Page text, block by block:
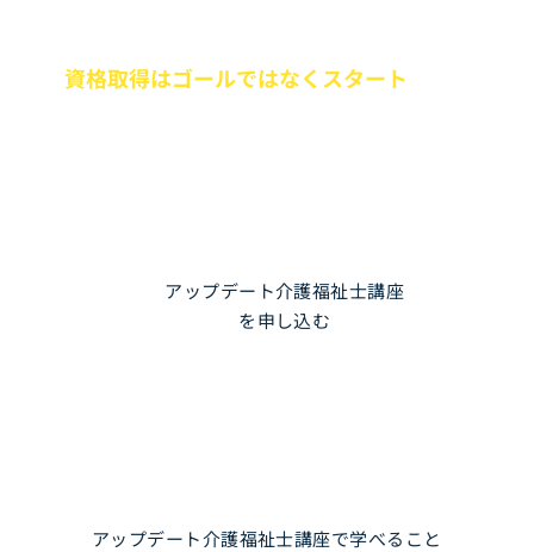
資格取得はゴールではなくスタート
アップデート介護福祉士講座
を申し込む
アップデート介護福祉士講座で学べること